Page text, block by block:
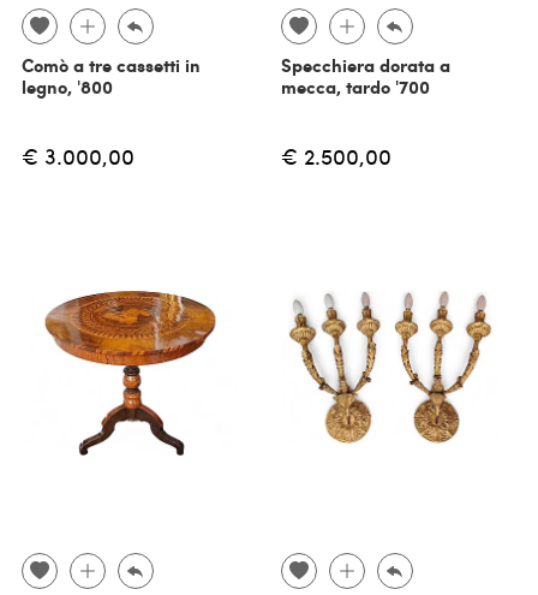
Comò a tre cassetti in
legno, '800
€ 3.000,00
Specchiera dorata a
mecca, tardo '700
€ 2.500,00